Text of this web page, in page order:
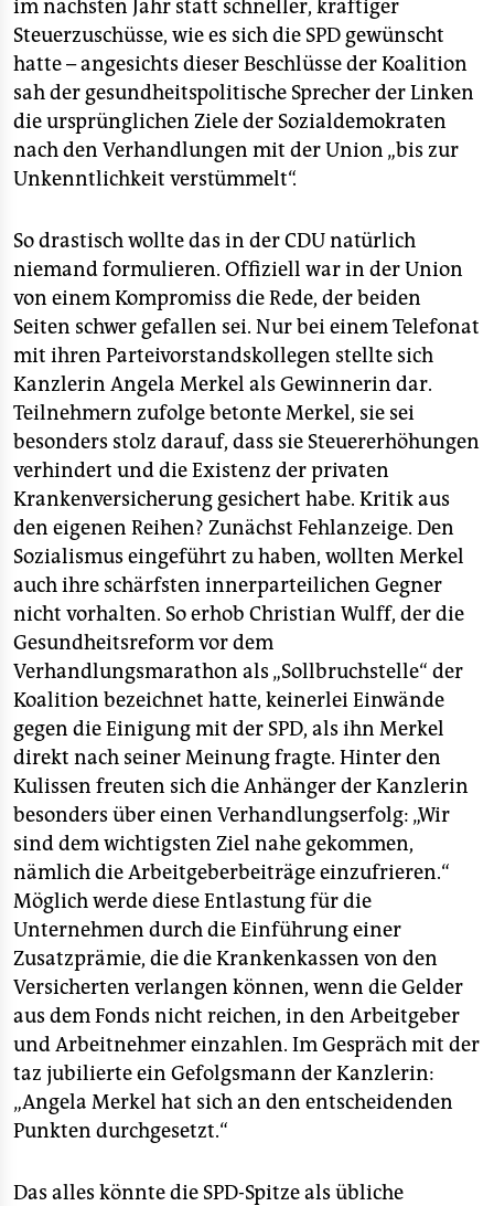
im nächsten Jahr statt schneller, kräftiger
Steuerzuschüsse, wie es sich die SPD gewünscht
hatte – angesichts dieser Beschlüsse der Koalition
sah der gesundheitspolitische Sprecher der Linken
die ursprünglichen Ziele der Sozialdemokraten
nach den Verhandlungen mit der Union „bis zur
Unkenntlichkeit verstümmelt“.
So drastisch wollte das in der CDU natürlich
niemand formulieren. Offiziell war in der Union
von einem Kompromiss die Rede, der beiden
Seiten schwer gefallen sei. Nur bei einem Telefonat
mit ihren Parteivorstandskollegen stellte sich
Kanzlerin Angela Merkel als Gewinnerin dar.
Teilnehmern zufolge betonte Merkel, sie sei
besonders stolz darauf, dass sie Steuererhöhungen
verhindert und die Existenz der privaten
Krankenversicherung gesichert habe. Kritik aus
den eigenen Reihen? Zunächst Fehlanzeige. Den
Sozialismus eingeführt zu haben, wollten Merkel
auch ihre schärfsten innerparteilichen Gegner
nicht vorhalten. So erhob Christian Wulff, der die
Gesundheitsreform vor dem
Verhandlungsmarathon als „Sollbruchstelle“ der
Koalition bezeichnet hatte, keinerlei Einwände
gegen die Einigung mit der SPD, als ihn Merkel
direkt nach seiner Meinung fragte. Hinter den
Kulissen freuten sich die Anhänger der Kanzlerin
besonders über einen Verhandlungserfolg: „Wir
sind dem wichtigsten Ziel nahe gekommen,
nämlich die Arbeitgeberbeiträge einzufrieren.“
Möglich werde diese Entlastung für die
Unternehmen durch die Einführung einer
Zusatzprämie, die die Krankenkassen von den
Versicherten verlangen können, wenn die Gelder
aus dem Fonds nicht reichen, in den Arbeitgeber
und Arbeitnehmer einzahlen. Im Gespräch mit der
taz jubilierte ein Gefolgsmann der Kanzlerin:
„Angela Merkel hat sich an den entscheidenden
Punkten durchgesetzt.“
Das alles könnte die SPD-Spitze als übliche